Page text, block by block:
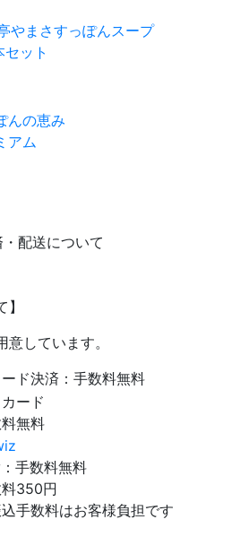
やまさすっぽんスープ
セット
んの恵み
アム
配送について
しています。
ド決済：手数料無料
無料
手数料無料
350円
手数料はお客様負担です